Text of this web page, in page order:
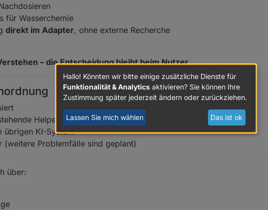
für Wasserchemie
direkt im Adapter, ohne externe Recherche
– die Entscheidung bleibt beim Nutzer.
Helper
übrigen KI-System
(weitere Problemfälle sind geplant)
über:
Hallo! Könnten wir bitte einige zusätzliche Dienste für
Funktionalität & Analytics aktivieren? Sie können Ihre
Zustimmung später jederzeit ändern oder zurückziehen.
Lassen Sie mich wählen Das ist ok